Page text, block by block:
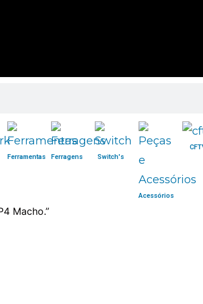
Ferramentas Ferragens Switch's
Acessórios
Macho.”